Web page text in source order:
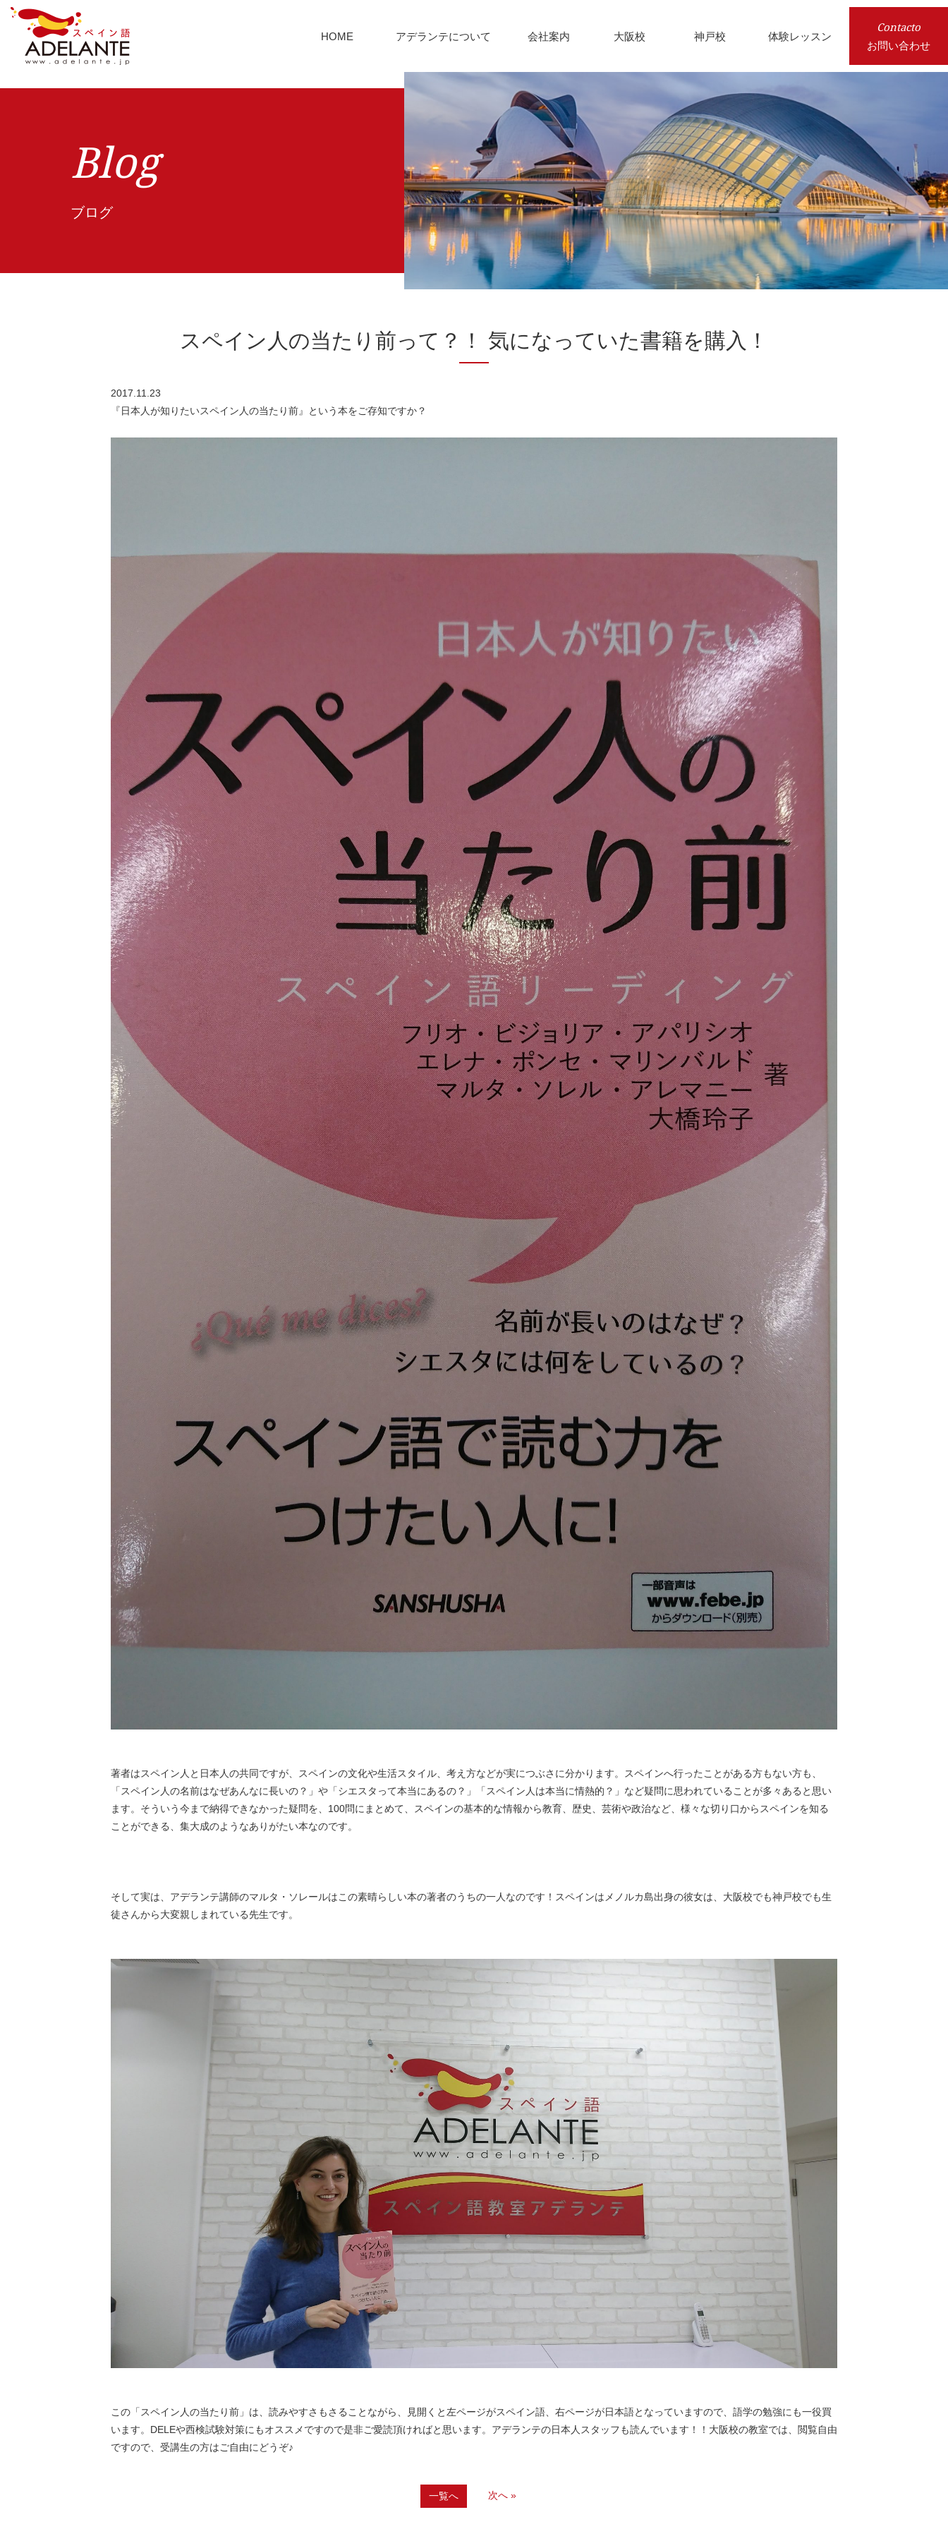
HOME アデランテについて 会社案内 大阪校 神戸校 体験レッスン
Contacto
お問い合わせ
Blog
ブログ
スペイン人の当たり前って？！ 気になっていた書籍を購入！
2017.11.23
『日本人が知りたいスペイン人の当たり前』という本をご存知ですか？
著者はスペイン人と日本人の共同ですが、スペインの文化や生活スタイル、考え方などが実につぶさに分かります。スペインへ行ったことがある方もない方も、
「スペイン人の名前はなぜあんなに長いの？」や「シエスタって本当にあるの？」「スペイン人は本当に情熱的？」など疑問に思われていることが多々あると思い
ます。そういう今まで納得できなかった疑問を、100問にまとめて、スペインの基本的な情報から教育、歴史、芸術や政治など、様々な切り口からスペインを知る
ことができる、集大成のようなありがたい本なのです。
そして実は、アデランテ講師のマルタ・ソレールはこの素晴らしい本の著者のうちの一人なのです！スペインはメノルカ島出身の彼女は、大阪校でも神戸校でも生
徒さんから大変親しまれている先生です。
この「スペイン人の当たり前」は、読みやすさもさることながら、見開くと左ページがスペイン語、右ページが日本語となっていますので、語学の勉強にも一役買
います。DELEや西検試験対策にもオススメですので是非ご愛読頂ければと思います。アデランテの日本人スタッフも読んでいます！！大阪校の教室では、閲覧自由
ですので、受講生の方はご自由にどうぞ♪
一覧へ 次へ »